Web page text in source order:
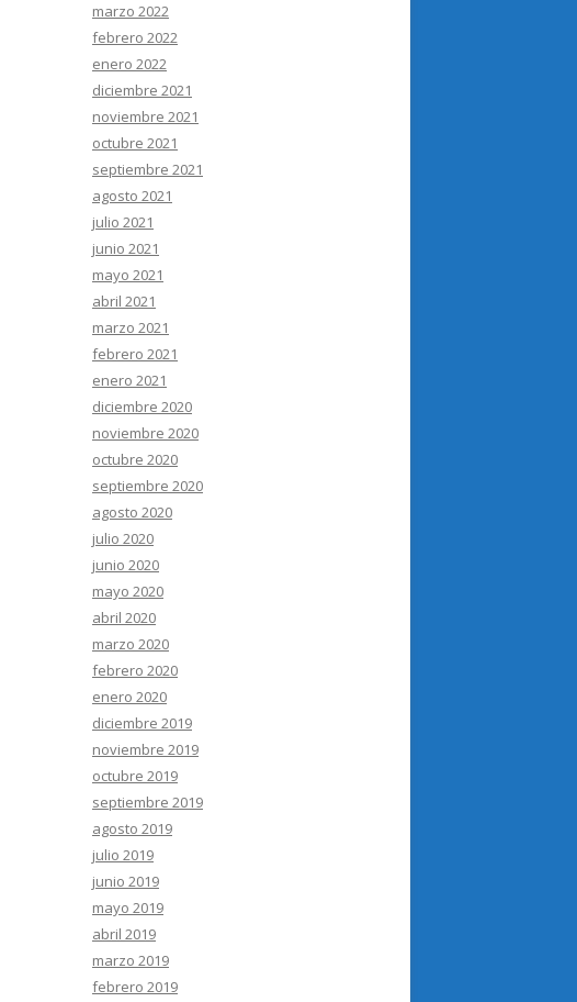
marzo 2022
febrero 2022
enero 2022
diciembre 2021
noviembre 2021
octubre 2021
septiembre 2021
agosto 2021
julio 2021
junio 2021
mayo 2021
abril 2021
marzo 2021
febrero 2021
enero 2021
diciembre 2020
noviembre 2020
octubre 2020
septiembre 2020
agosto 2020
julio 2020
junio 2020
mayo 2020
abril 2020
marzo 2020
febrero 2020
enero 2020
diciembre 2019
noviembre 2019
octubre 2019
septiembre 2019
agosto 2019
julio 2019
junio 2019
mayo 2019
abril 2019
marzo 2019
febrero 2019